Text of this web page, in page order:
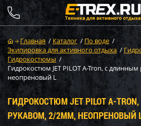
Главная / Каталог / По воде /
Экипировка для активного отдыха /
Гидрокостюмы /
Гидрокостюм JET PILOT A-Tron, с
неопреновый L
ГИДРОКОСТЮМ JET PILOT A-
РУКАВОМ, 2/2ММ, НЕОПРЕНОВЫЙ